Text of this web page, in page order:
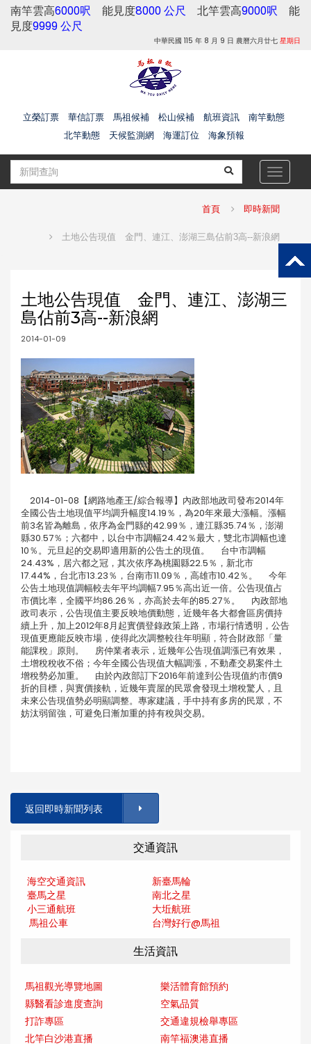
南竿雲高6000呎 能見度8000 公尺 北竿雲高9000呎 能
見度9999 公尺
中華民國 115 年 8 月 9 日 農曆六月廿七 星期日
立榮訂票 華信訂票 馬祖候補 松山候補 航班資訊
南竿動態
北竿動態
天候監測網 海運訂位 海象預報
Toggle
首頁 即時新聞
土地公告現值 金門、連江、澎湖三島佔前3高--新浪網
土地公告現值 金門、連江、澎湖三
島佔前3高--新浪網
2014-01-09
2014-01-08【網路地產王/綜合報導】內政部地政司發布2014年
全國公告土地現值平均調升幅度14.19％，為20年來最大漲幅。漲幅
前3名皆為離島，依序為金門縣的42.99％，連江縣35.74％，澎湖
縣30.57％；六都中，以台中市調幅24.42％最大，雙北市調幅也達
10％。元旦起的交易即適用新的公告土的現值。 台中市調幅
24.43%，居六都之冠，其次依序為桃園縣22.5％，新北市
17.44%，台北市13.23％，台南市11.09％，高雄市10.42％。 今年
公告土地現值調幅較去年平均調幅7.95％高出近一倍。公告現值占
市價比率，全國平均86.26％，亦高於去年的85.27％。 內政部地
政司表示，公告現值主要反映地價動態，近幾年各大都會區房價持
續上升，加上2012年8月起實價登錄政策上路，市場行情透明，公告
現值更應能反映市場，使得此次調整較往年明顯，符合財政部「量
能課稅」原則。 房仲業者表示，近幾年公告現值調漲已有效果，
土增稅稅收不俗；今年全國公告現值大幅調漲，不動產交易案件土
增稅勢必加重。 由於內政部訂下2016年前達到公告現值約市價9
折的目標，與實價接軌，近幾年賣屋的民眾會發現土增稅驚人，且
未來公告現值勢必明顯調整。專家建議，手中持有多房的民眾，不
妨汰弱留強，可避免日漸加重的持有稅與交易。
返回即時新聞列表
交通資訊
海空交通資訊
新臺馬輪
臺馬之星
南北之星
小三通航班
大坵航班
馬祖公車
台灣好行@馬祖
生活資訊
馬祖觀光導覽地圖
樂活體育館預約
縣醫看診進度查詢
空氣品質
打詐專區
交通違規檢舉專區
北竿白沙港直播
南竿福澳港直播